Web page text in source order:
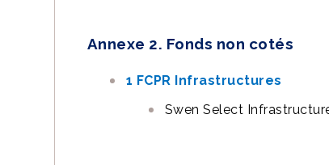
Annexe 2. Fonds non cotés
1 FCPR Infrastructures
Swen Select